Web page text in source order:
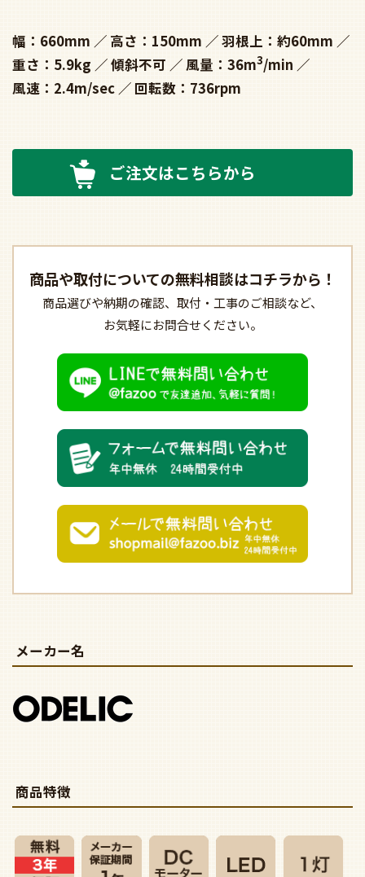
幅：660mm 高さ：150mm
羽根上：約60mm
重さ：5.9kg
傾斜不可 風量：36m3/min
風速：2.4m/sec
回転数：736rpm
ご注文はこちらから
商品や取付についての無料相談はコチラから！
商品選びや納期の確認、 取付・工事のご相談など、
お気軽にお問合せください。
メーカー名
商品特徴